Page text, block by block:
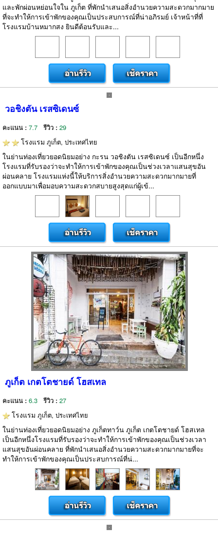
และพักผ่อนหย่อนใจใน ภูเก็ต ที่พักนำเสนอสิ่งอำนวยความสะดวกมากมาย
ที่จะทำให้การเข้าพักของคุณเป็นประสบการณ์ที่น่าอภิรมย์ เจ้าหน้าที่ที่
โรงแรมบ้านหมากสง ยินดีต้อนรับและ...
วอชิงตัน เรสซิเดนซ์
คะแนน : 7.7 รีวิว : 29
โรงแรม ภูเก็ต, ประเทศไทย
ในย่านท่องเที่ยวยอดนิยมอย่าง กะรน วอชิงตัน เรสซิเดนซ์ เป็นอีกหนึ่ง
โรงแรมที่รับรองว่าจะทำให้การเข้าพักของคุณเป็นช่วงเวลาแสนสุขอัน
ผ่อนคลาย โรงแรมแห่งนี้ให้บริการสิ่งอำนวยความสะดวกมากมายที่
ออกแบบมาเพื่อมอบความสะดวกสบายสูงสุดแก่ผู้เข้...
ภูเก็ต เกตโตชายด์ โฮสเทล
คะแนน : 6.3 รีวิว : 27
โรงแรม ภูเก็ต, ประเทศไทย
ในย่านท่องเที่ยวยอดนิยมอย่าง ภูเก็ตทาว์น ภูเก็ต เกตโตชายด์ โฮสเทล
เป็นอีกหนึ่งโรงแรมที่รับรองว่าจะทำให้การเข้าพักของคุณเป็นช่วงเวลา
แสนสุขอันผ่อนคลาย ที่พักนำเสนอสิ่งอำนวยความสะดวกมากมายที่จะ
ทำให้การเข้าพักของคุณเป็นประสบการณ์ที่น่...